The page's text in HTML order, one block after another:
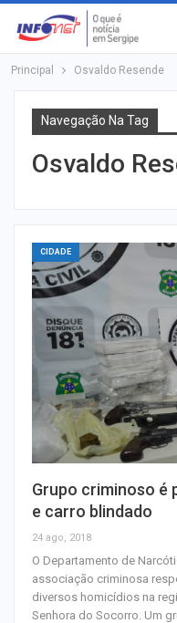
Principal Osvaldo Resende
Navegação Na Tag
Osvaldo
CIDADE
Grupo criminoso é
e carro blindado
24 ago, 2018
O Departamento de
associação criminosa
diversos homicídios na
Senhora do Socorro. Um